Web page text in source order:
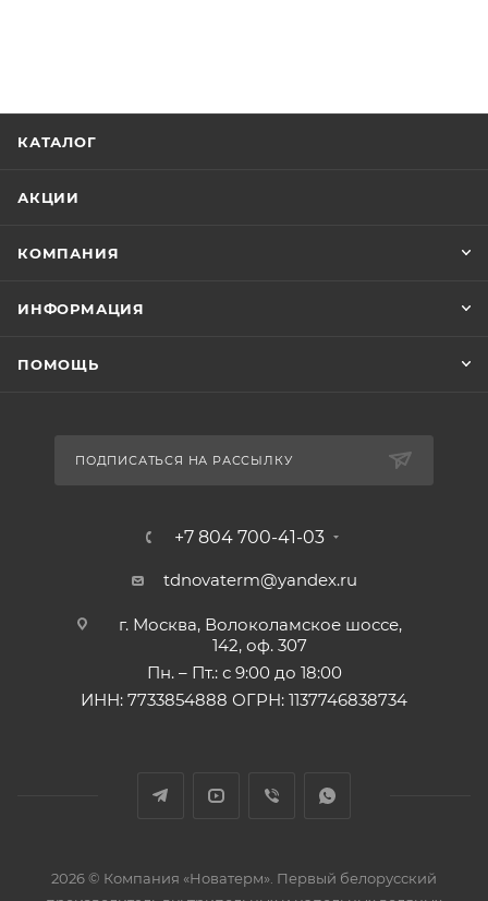
КАТАЛОГ
АКЦИИ
КОМПАНИЯ
ИНФОРМАЦИЯ
ПОМОЩЬ
ПОДПИСАТЬСЯ НА РАССЫЛКУ
+7 804 700-41-03
tdnovaterm@yandex.ru
г. Москва, Волоколамское шоссе,
142, оф. 307
Пн. – Пт.: с 9:00 до 18:00
ИНН: 7733854888 ОГРН: 1137746838734
2026 © Компания «Новатерм». Первый белорусский